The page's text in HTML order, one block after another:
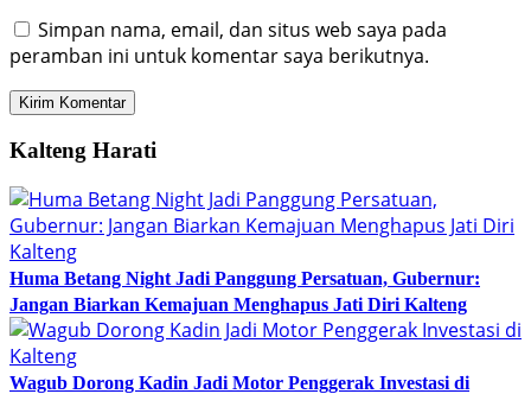
Simpan nama, email, dan situs web saya pada
peramban ini untuk komentar saya berikutnya.
Kalteng Harati
Huma Betang Night Jadi Panggung Persatuan, Gubernur:
Jangan Biarkan Kemajuan Menghapus Jati Diri Kalteng
Wagub Dorong Kadin Jadi Motor Penggerak Investasi di